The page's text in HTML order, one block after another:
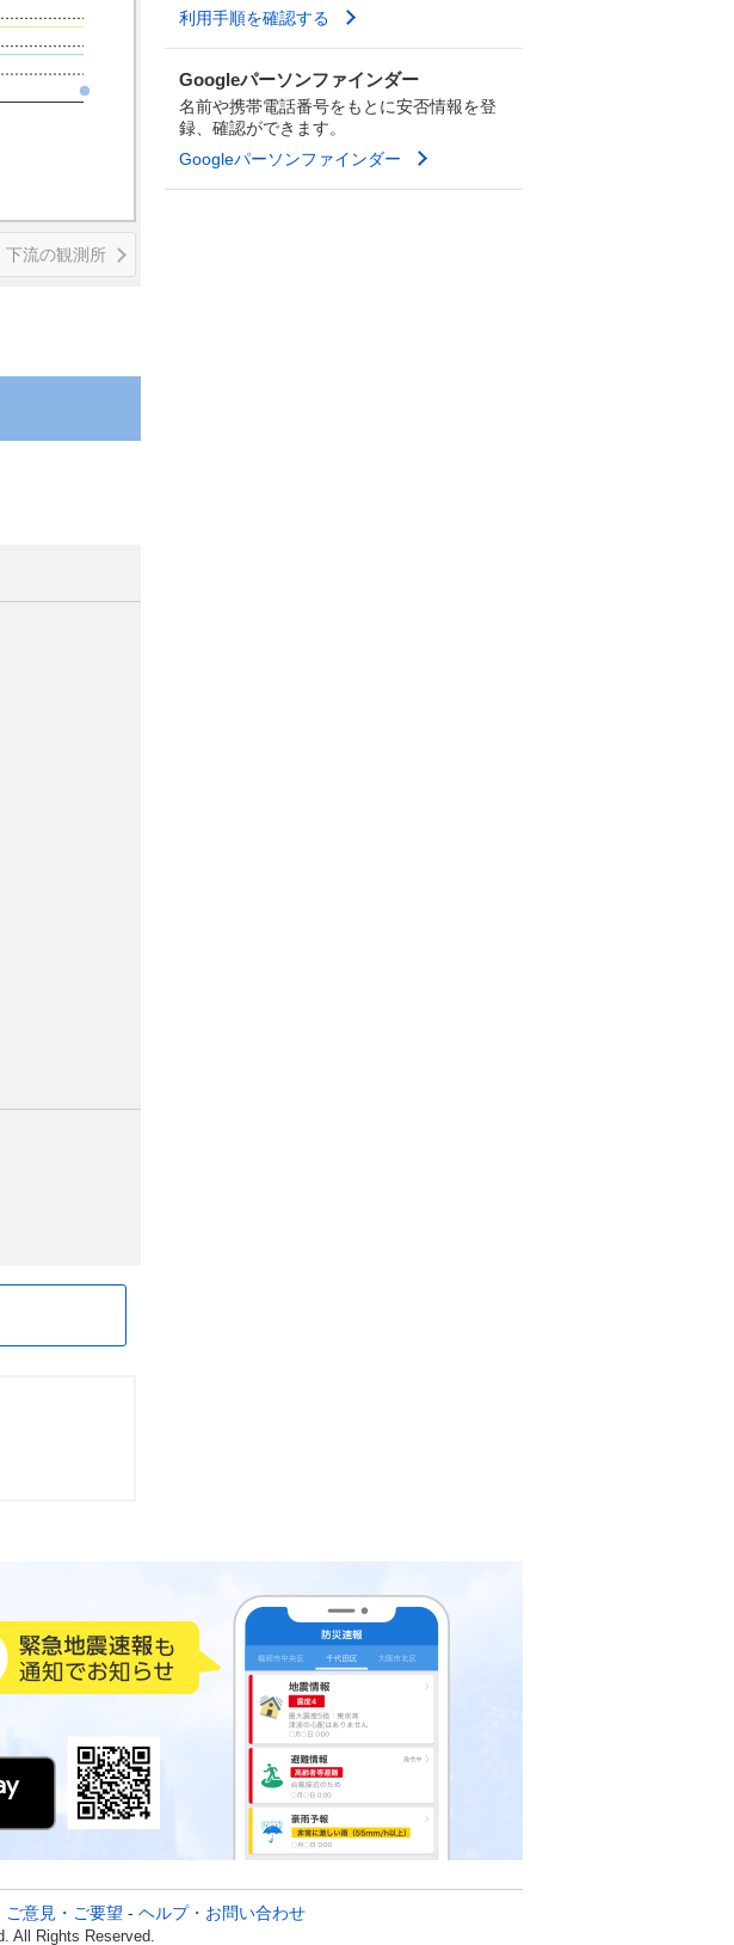
下流の観測所
利用手順を確認する
Googleパーソンファインダー
名前や携帯電話番号をもとに安否情報を登
録、確認ができます。
Googleパーソンファインダー
ご意見・ご要望 - ヘルプ・お問い合わせ
All Rights Reserved.